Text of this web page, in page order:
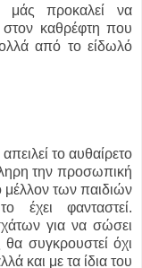
μάς προκαλεί να
στον καθρέφτη που
από το είδωλό
το αυθαίρετο
την προσωπική
μέλλον των παιδιών
έχει φανταστεί.
για να σώσει
συγκρουστεί όχι
και με τα ίδια του